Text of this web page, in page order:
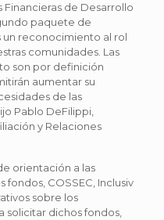
Financieras de Desarrollo
paquete de
reconocimiento al rol
comunidades. Las
son por definición
aumentar su
de las
Pablo DeFilippi,
y Relaciones
orientación a las
COSSEC, Inclusiv
sobre los
solicitar dichos fondos,